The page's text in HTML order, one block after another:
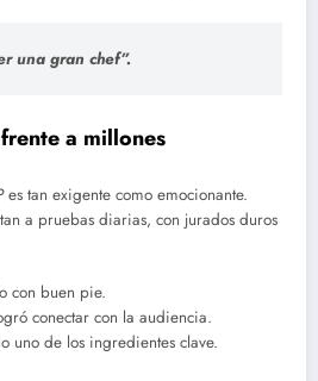
una gran chef”.
a millones
es tan exigente como emocionante.
a pruebas diarias, con jurados duros
con buen pie.
conectar con la audiencia.
uno de los ingredientes clave.